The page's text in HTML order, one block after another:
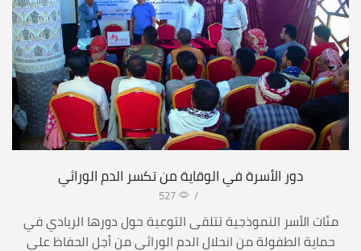
دور الأسرة في الوقاية من تكسر الدم الوراثي
/
527
مئات الأسر النموذجية تتلقى التوعية حول دورها الريادي في
حماية الطفولة من انحلال الدم الوراثي من أجل الحفاظ على